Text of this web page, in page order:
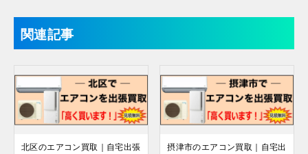
関連記事
北区のエアコン買取｜自宅出張
摂津市のエアコン買取｜自宅出